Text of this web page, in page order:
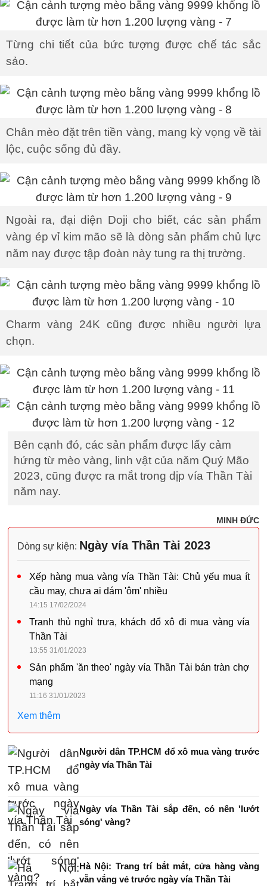
Từng chi tiết của bức tượng được chế tác sắc
sảo.
Chân mèo đặt trên tiền vàng, mang kỳ vọng về tài
lộc, cuộc sống đủ đầy.
Ngoài ra, đại diện Doji cho biết, các sản phẩm
vàng ép vỉ kim mão sẽ là dòng sản phẩm chủ lực
năm nay được tập đoàn này tung ra thị trường.
Charm vàng 24K cũng được nhiều người lựa
chọn.
Bên cạnh đó, các sản phẩm được lấy cảm
hứng từ mèo vàng, linh vật của năm Quý Mão
2023, cũng được ra mắt trong dịp vía Thần Tài
năm nay.
MINH ĐỨC
Dòng sự kiện: Ngày vía Thần Tài 2023
Xếp hàng mua vàng vía Thần Tài: Chủ yếu mua ít
cầu may, chưa ai dám 'ôm' nhiều
14:15 17/02/2024
Tranh thủ nghỉ trưa, khách đổ xô đi mua vàng vía
Thần Tài
13:55 31/01/2023
Sản phẩm 'ăn theo' ngày vía Thần Tài bán tràn chợ
mạng
11:16 31/01/2023
Xem thêm
Người dân TP.HCM đổ xô mua vàng trước
ngày vía Thần Tài
Ngày vía Thần Tài sắp đến, có nên 'lướt
sóng' vàng?
Hà Nội: Trang trí bắt mắt, cửa hàng vàng
vẫn vắng vẻ trước ngày vía Thần Tài